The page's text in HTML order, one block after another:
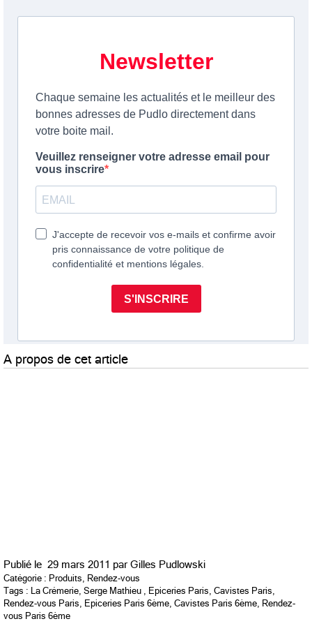
A propos de cet article
Publié le 29 mars 2011 par Gilles Pudlowski
Catégorie : Produits
Rendez-vous
Tags :
La Crémerie Serge Mathieu Epiceries Paris Cavistes Paris
Rendez-vous Paris
Epiceries Paris 6ème Cavistes Paris 6ème Rendez-
vous Paris 6ème